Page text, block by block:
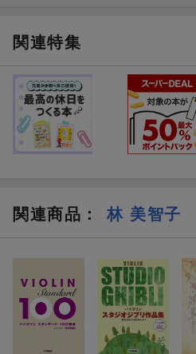
[5] ホール・ニュー・ワールド
編成: バイオリンI ,II/ピアノ
難易度: 中級
[6] 美女と野獣
「美女と野獣」より
編成: バイオリンI ,II/ピアノ
編成: バイオリンI ,II/ピアノ
難易度: 中級
「白雪姫」より
編成: バイオリンI ,II/ピアノ
難易度: 初中級
[9] ひとりぼっちの晩餐会
「美女と野獣」より
編成: バイオリンI ,II/ピアノ
グレード: 中級
[4] チム・チム・チェリー
「メリー・ポピンズ」より
編成: バイオリンI ,II/ピアノ
グレード: 初中級
編成: バイオリンI ,II/ピアノ
グレード: 中級
[6] 美女と野獣
「美女と野獣」より
編成: バイオリンI ,II/ピアノ
グレード: 中級
関連特集
関連商品 ： 林 美智子